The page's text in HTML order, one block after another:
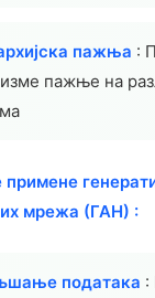
пажња :
пажње на
примене
мрежа (ГАН) :
података :